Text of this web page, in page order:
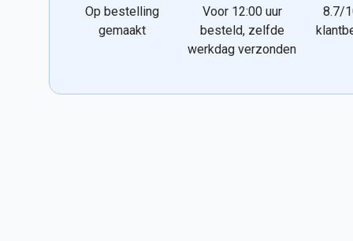
Op bestelling
gemaakt
Voor 12:00 uur
besteld, zelfde
werkdag verzonden
8.7/